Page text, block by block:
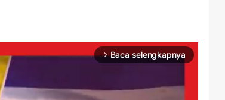
arrow_forward_ios Baca selengkapnya